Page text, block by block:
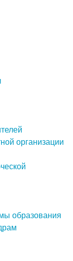
организации
образования